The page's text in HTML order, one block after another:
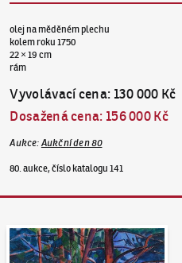
olej na měděném plechu
kolem roku 1750
22 × 19 cm
rám
Vyvolávací cena: 130 000 Kč
Dosažená cena: 156 000 Kč
Aukce: Aukční den 80
80. aukce, číslo katalogu 141
Aukční den 95